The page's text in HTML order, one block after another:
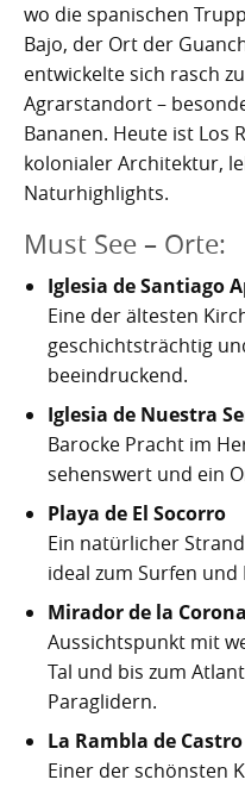
La
San
San
San
Santa
Die Schlacht
Franco
Thor Heyerdahl und
Die
Legenden,
La Palma und
wo die spanischen
Bajo, der Ort der
entwickelte sich rasch
Agrarstandort –
Bananen. Heute ist Los
kolonialer Architektur,
Naturhighlights.
Must See – Orte:
Iglesia de Santiago
Eine der ältesten
geschichtsträchtig
beeindruckend.
Iglesia de Nuestra
Barocke Pracht im
sehenswert und ein
Playa de El Socorro
Ein natürlicher
ideal zum Surfen und
Mirador de la Corona
Aussichtspunkt mit
Tal und bis zum
Paraglidern.
La Rambla de Castro
Einer der schönsten